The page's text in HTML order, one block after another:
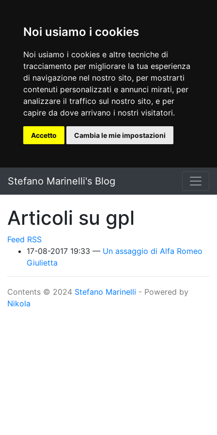
Noi usiamo i cookies
Noi usiamo i cookies e altre tecniche di
tracciamento per migliorare la tua esperienza
di navigazione nel nostro sito, per mostrarti
contenuti personalizzati e annunci mirati, per
analizzare il traffico sul nostro sito, e per
capire da dove arrivano i nostri visitatori.
Accetto Cambia le mie impostazioni
Stefano Marinelli's Blog
Articoli su gpl
Feed RSS
17-08-2017 19:33
Un assaggio di Alfa Romeo
Giulietta
Contents © 2024 Stefano Marinelli - Powered by
Nikola